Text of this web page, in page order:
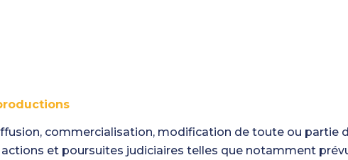
commercialisation, modification de toute ou partie
et poursuites judiciaires telles que notamment